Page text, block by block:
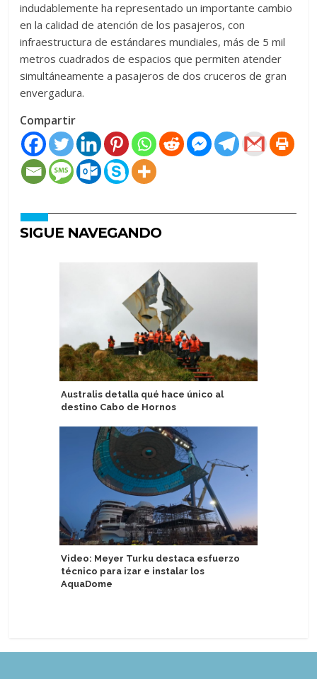
indudablemente ha representado un importante cambio
en la calidad de atención de los pasajeros, con
infraestructura de estándares mundiales, más de 5 mil
metros cuadrados de espacios que permiten atender
simultáneamente a pasajeros de dos cruceros de gran
envergadura.
Compartir
SIGUE NAVEGANDO
Australis detalla qué hace único al
destino Cabo de Hornos
Video: Meyer Turku destaca esfuerzo
técnico para izar e instalar los
AquaDome